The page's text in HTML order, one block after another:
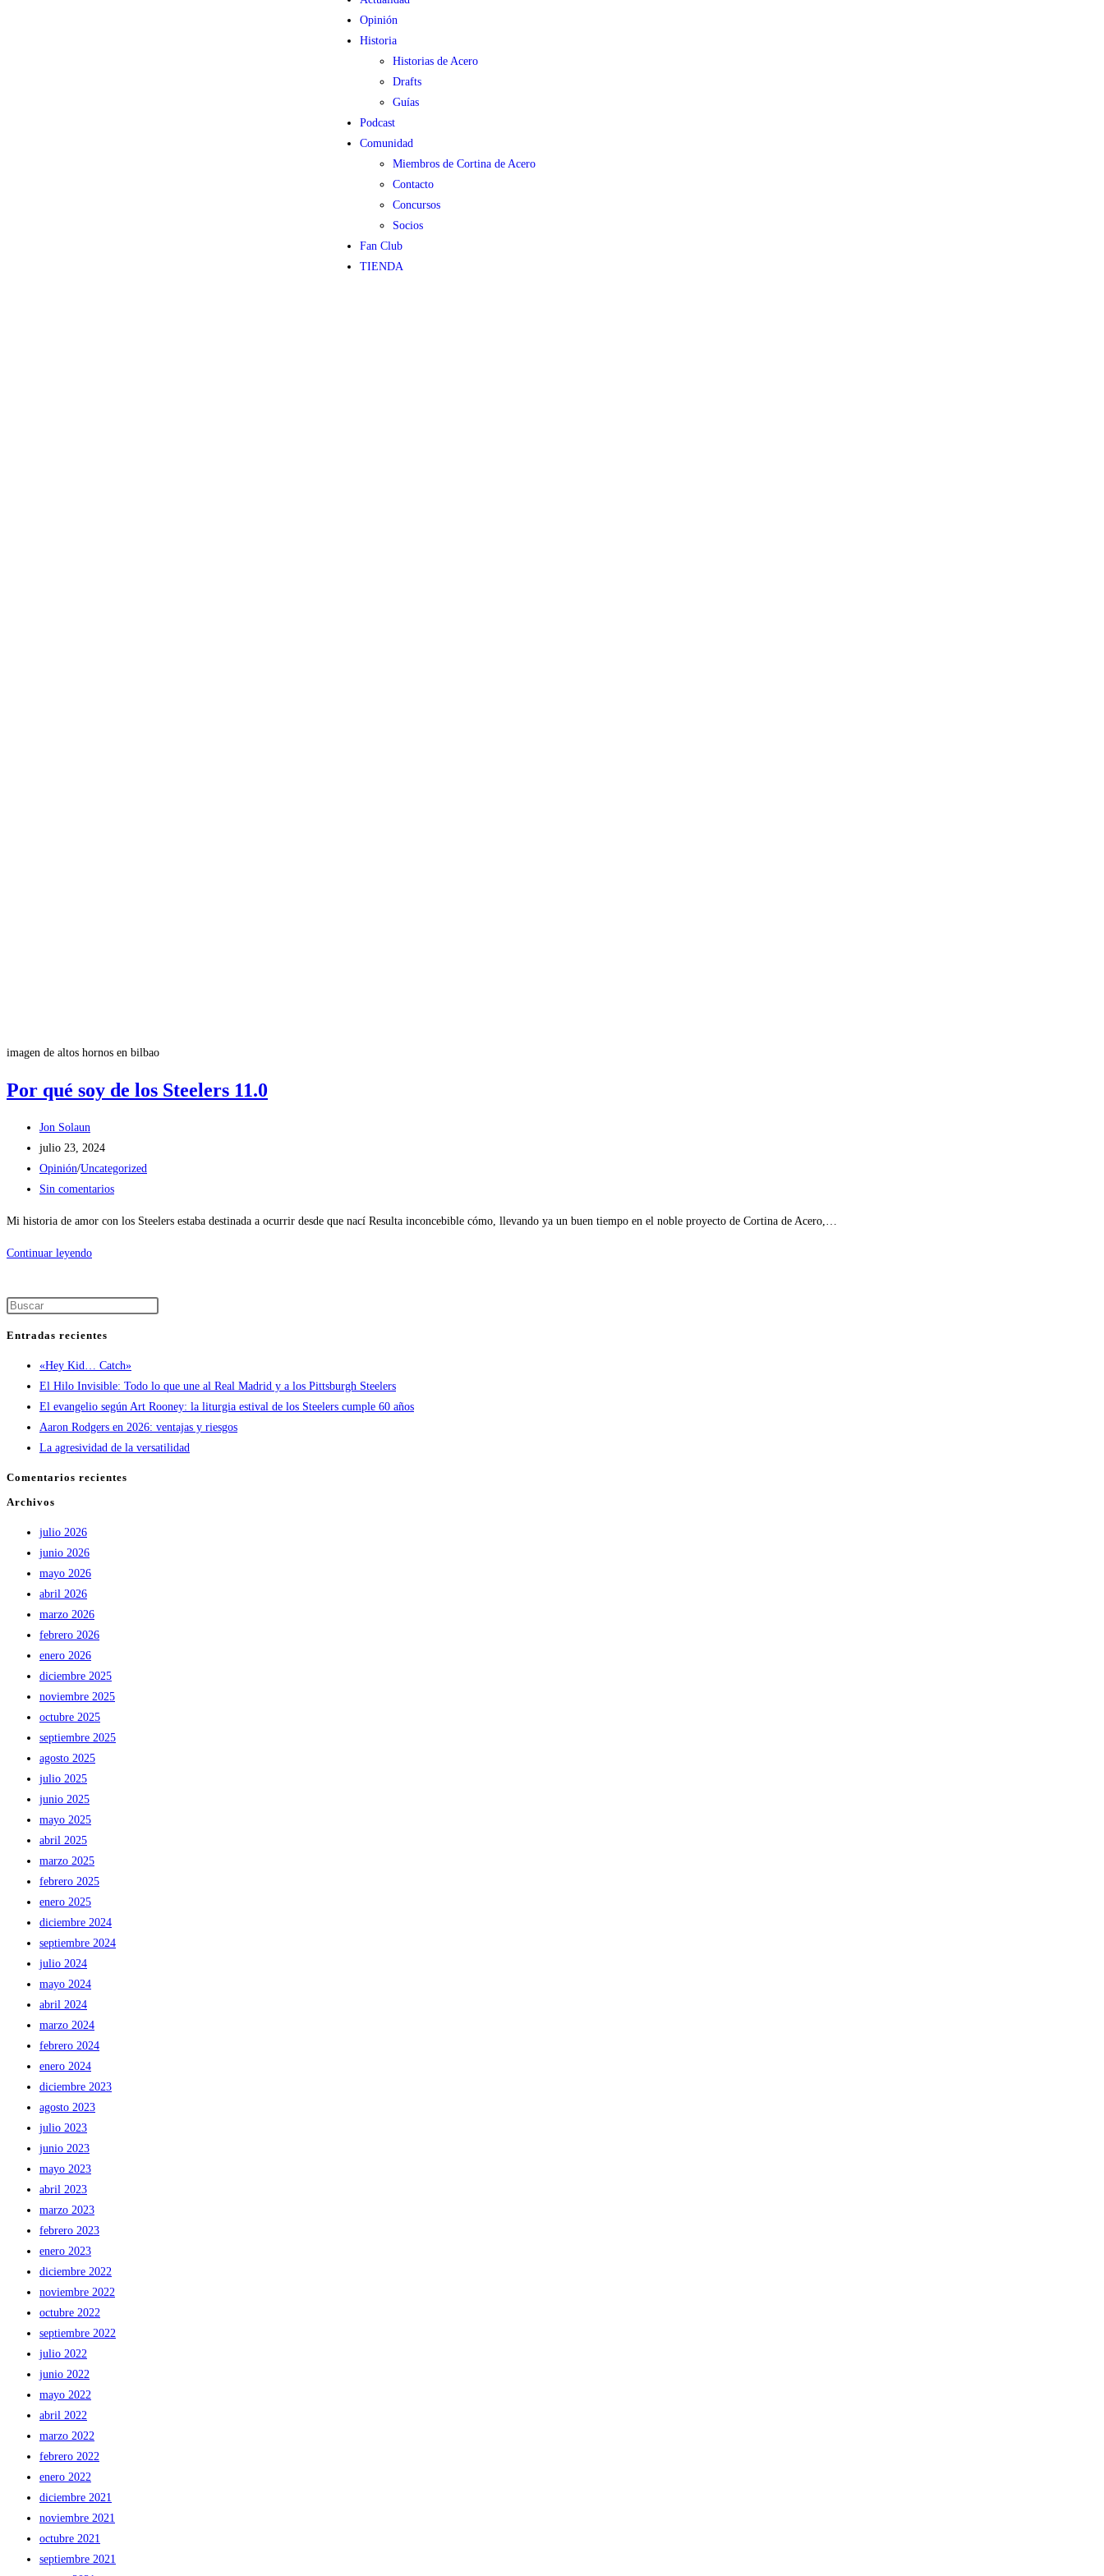
Opinión
Historia
Historias de Acero
Drafts
Guías
Podcast
Comunidad
Miembros de Cortina de Acero
Contacto
Concursos
Socios
Fan Club
TIENDA
imagen de altos hornos en bilbao
Por qué soy de los Steelers 11.0
Jon Solaun
julio 23, 2024
Opinión/Uncategorized
Sin comentarios
Mi historia de amor con los Steelers estaba destinada a ocurrir desde que nací Resulta inconcebible cómo, llevando ya un buen tiempo en el noble proyecto de Cortina de Acero,…
Continuar leyendo
Entradas recientes
«Hey Kid… Catch»
El Hilo Invisible: Todo lo que une al Real Madrid y a los Pittsburgh Steelers
El evangelio según Art Rooney: la liturgia estival de los Steelers cumple 60 años
Aaron Rodgers en 2026: ventajas y riesgos
La agresividad de la versatilidad
Comentarios recientes
Archivos
julio 2026
junio 2026
mayo 2026
abril 2026
marzo 2026
febrero 2026
enero 2026
diciembre 2025
noviembre 2025
octubre 2025
septiembre 2025
agosto 2025
julio 2025
junio 2025
mayo 2025
abril 2025
marzo 2025
febrero 2025
enero 2025
diciembre 2024
septiembre 2024
julio 2024
mayo 2024
abril 2024
marzo 2024
febrero 2024
enero 2024
diciembre 2023
agosto 2023
julio 2023
junio 2023
mayo 2023
abril 2023
marzo 2023
febrero 2023
enero 2023
diciembre 2022
noviembre 2022
octubre 2022
septiembre 2022
julio 2022
junio 2022
mayo 2022
abril 2022
marzo 2022
febrero 2022
enero 2022
diciembre 2021
noviembre 2021
octubre 2021
septiembre 2021